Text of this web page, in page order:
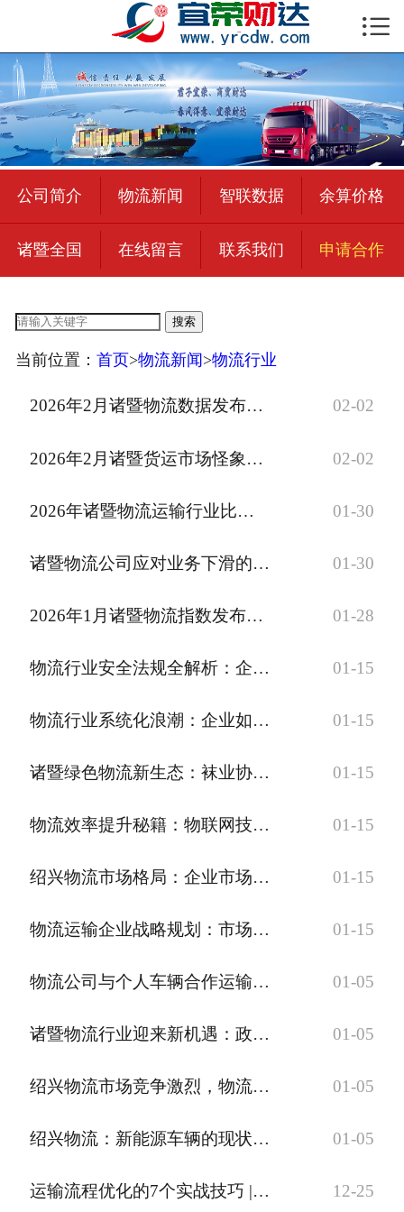
 首页
公司简介
物流新闻
绍兴至全国
合作加盟
宜荣智联
/

公司简介 物流新闻 智联数据 余算价格
诸暨全国 在线留言 联系我们 申请合作
搜索
当前位置： 首页>物流新闻 >物流行业
2026年2月诸暨物流数据发布：运价走势、货量波动与细分市场分析 02-02
2026年2月诸暨货运市场怪象：运费涨30% 货价跌10% 02-02
2026年诸暨物流运输行业比例下降：挑战与破局之道 01-30
诸暨物流公司应对业务下滑的5个新增长点（2026实战指南） 01-30
2026年1月诸暨物流指数发布：企业货物运输价格环比下降5% 01-28
物流行业安全法规全解析：企业需遵守的关键法规 01-15
物流行业系统化浪潮：企业如何顺势而为 01-15
诸暨绿色物流新生态：袜业协会×珍珠联盟×多式联运枢纽共建零碳供应链 01-15
物流效率提升秘籍：物联网技术的具体应用与效果 01-15
绍兴物流市场格局：企业市场份额深度剖析 01-15
物流运输企业战略规划：市场定位与竞争优势提升 01-15
物流公司与个人车辆合作运输：发票开具指南与税务合规要点 01-05
诸暨物流行业迎来新机遇：政府支持与政策红利 01-05
绍兴物流市场竞争激烈，物流行业趋势与应对策略 01-05
绍兴物流：新能源车辆的现状与未来发展 01-05
运输流程优化的7个实战技巧 | 降低物流成本与延误 12-25